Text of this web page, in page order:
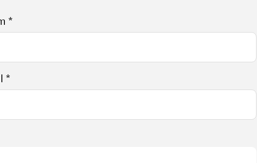
Votre prénom / nom *
Votre adresse email *